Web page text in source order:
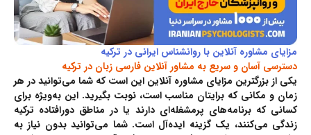
مزایای مشاوره آنلاین با روانشناس ایرانی در ترکیه
دسترسی آسان و سریع به مشاور آنلاین فارسی زبان در ترکیه
یکی از بزرگترین مزایای مشاوره آنلاین این است که شما می‌توانید در هر
زمان و مکانی که برایتان مناسب است، نوبت بگیرید. این به‌ویژه برای
کسانی که برنامه‌های پرمشغله‌ای دارند یا در مناطق دورافتاده ترکیه
زندگی می‌کنند، یک گزینه ایده‌آل است. شما می‌توانید بدون نیاز به